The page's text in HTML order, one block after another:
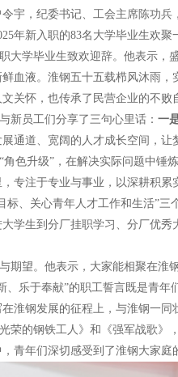
宇，纪委书记、工会主席陈功兵
年新入职的83名大学毕业生欢聚
学毕业生致欢迎辞。他表示，
血液。淮钢五十五载栉风沐雨，
关怀，也传承了民营企业的不败
新员工们分享了三句心里话： 一
通道、宽阔的人才成长空间，让
色升级”，在解决实际问题中锤
专注于专业与事业，以深耕积累
标、关心青年人才工作和生活”三
学生到分厂挂职学习、分厂优秀
望。他表示，大家能相聚在淮
乐于奉献”的职工誓言既是青年
淮钢发展的征程上，与淮钢一同
的钢铁工人》和《强军战歌》
青年们深切感受到了淮钢大家庭